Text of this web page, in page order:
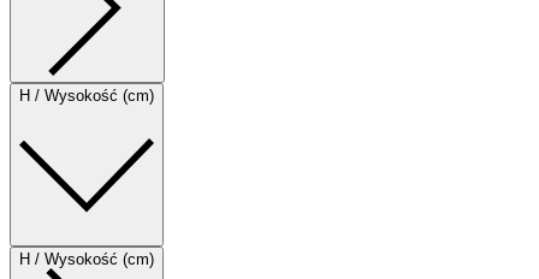
H / Wysokość (cm)
H / Wysokość (cm)